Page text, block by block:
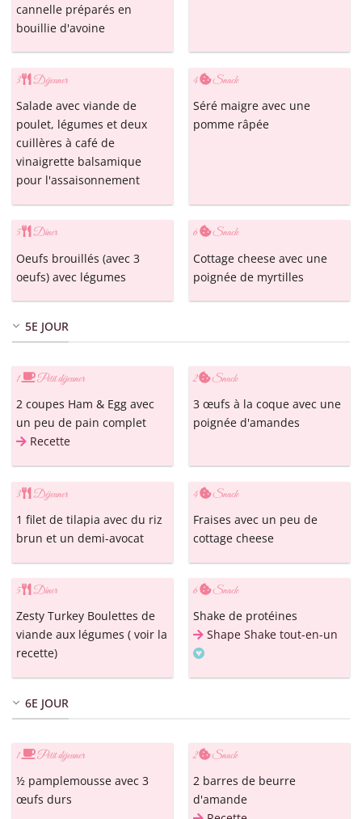
cannelle préparés en
bouillie d'avoine
3 Déjeuner
Salade avec viande de
poulet, légumes et deux
cuillères à café de
vinaigrette balsamique
pour l'assaisonnement
4 Snack
Séré maigre avec une
pomme râpée
5 Dîner
Oeufs brouillés (avec 3
oeufs) avec légumes
6 Snack
Cottage cheese avec une
poignée de myrtilles
5E JOUR
1 Petit déjeuner
2 coupes Ham & Egg avec
un peu de pain complet
Recette
2 Snack
3 œufs à la coque avec une
poignée d'amandes
3 Déjeuner
1 filet de tilapia avec du riz
brun et un demi-avocat
4 Snack
Fraises avec un peu de
cottage cheese
5 Dîner
Zesty Turkey Boulettes de
viande aux légumes ( voir la
recette)
6 Snack
Shake de protéines
Shape Shake tout-en-un
6E JOUR
1 Petit déjeuner
½ pamplemousse avec 3
œufs durs
2 Snack
2 barres de beurre
d'amande